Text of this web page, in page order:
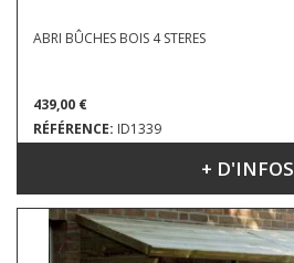
ABRI BÛCHES BOIS 4 STERES
439,00 €
RÉFÉRENCE: ID1339
DIMENSIONS : 2.36 X 1.19 M+ D'INFOS